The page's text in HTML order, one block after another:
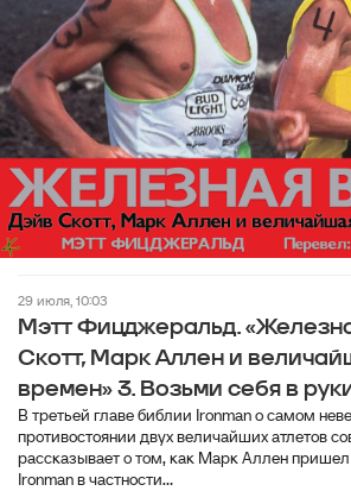
29 июля, 10:03
Мэтт Фицджеральд.
Скотт, Марк Аллен и
времен» 3. Возьми себя в
В третьей главе библии Ironman о самом
противостоянии двух величайших атлетов
рассказывает о том, как Марк Аллен
Ironman в частности...